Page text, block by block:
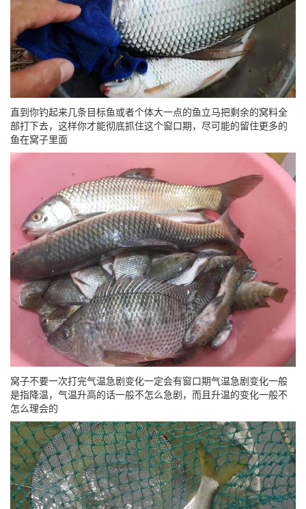
直到你钓起来几条目标鱼或者个体大一点的鱼立马把剩余的窝料全
部打下去，这样你才能彻底抓住这个窗口期，尽可能的留住更多的
鱼在窝子里面
窝子不要一次打完气温急剧变化一定会有窗口期气温急剧变化一般
是指降温，气温升高的话一般不怎么急剧，而且升温的变化一般不
怎么理会的